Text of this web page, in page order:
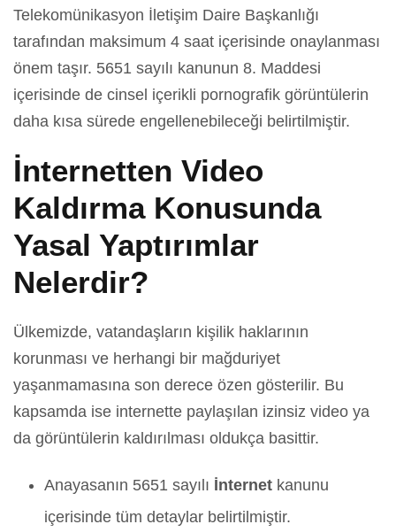
Telekomünikasyon İletişim Daire Başkanlığı
tarafından maksimum 4 saat içerisinde onaylanması
önem taşır. 5651 sayılı kanunun 8. Maddesi
içerisinde de cinsel içerikli pornografik görüntülerin
daha kısa sürede engellenebileceği belirtilmiştir.
İnternetten Video
Kaldırma Konusunda
Yasal Yaptırımlar
Nelerdir?
Ülkemizde, vatandaşların kişilik haklarının
korunması ve herhangi bir mağduriyet
yaşanmamasına son derece özen gösterilir. Bu
kapsamda ise internette paylaşılan izinsiz video ya
da görüntülerin kaldırılması oldukça basittir.
Anayasanın 5651 sayılı İnternet kanunu
içerisinde tüm detaylar belirtilmiştir.